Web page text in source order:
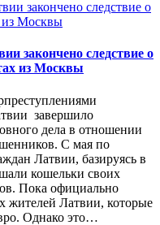
закончено следствие о
из Москвы
завершило
дела в отношении
С мая по
Латвии, базируясь в
кошельки своих
Пока официально
жителей Латвии, которые
Однако это…